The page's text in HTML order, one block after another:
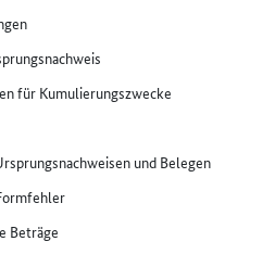
für Kumulierungszwecke
und Belegen
Beträge